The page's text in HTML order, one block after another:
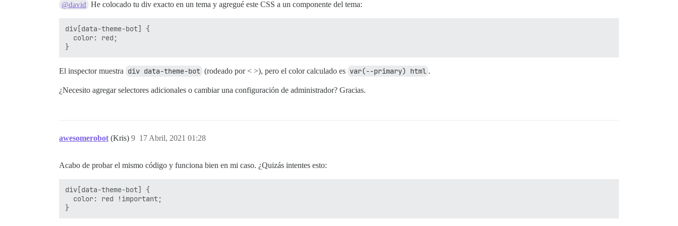
@david He colocado tu div exacto en un tema y agregué este CSS a un componente del tema:
div[data-theme-bot] {
  color: red;
El inspector muestra div data-theme-bot (rodeado por < >), pero el color calculado es var(--primary) html .
¿Necesito agregar selectores adicionales o cambiar una configuración de administrador? Gracias.
awesomerobot (Kris) 17 Abril, 2021 01:28
9
Acabo de probar el mismo código y funciona bien en mi caso. ¿Quizás intentes esto:
div[data-theme-bot] {
  color: red !important;